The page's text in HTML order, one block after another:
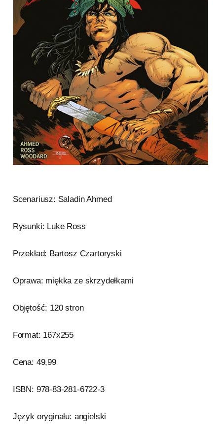
Scenariusz: Saladin Ahmed
Rysunki: Luke Ross
Przekład: Bartosz Czartoryski
Oprawa: miękka ze skrzydełkami
Objętość: 120 stron
Format: 167x255
Cena: 49,99
ISBN: 978-83-281-6722-3
Język oryginału: angielski